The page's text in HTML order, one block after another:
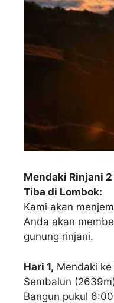
Mendaki Rinjani
Tiba di Lombok:
Kami akan
Anda akan
gunung rinjani.
Hari 1, Mendaki
Sembalun
Bangun pukul